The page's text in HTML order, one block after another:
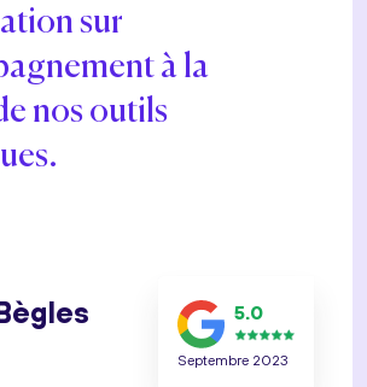
sur
à la
nos outils
5.0
Septembre 2023